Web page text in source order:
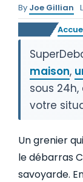
By Joe Gillian
maison,
sous
votre
Un grenier
le débarras
savoyarde.